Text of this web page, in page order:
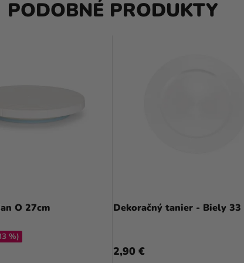
PODOBNÉ PRODUKTY
O 27cm
%)
Dekoračný tanier - Biely 33
2,90 €